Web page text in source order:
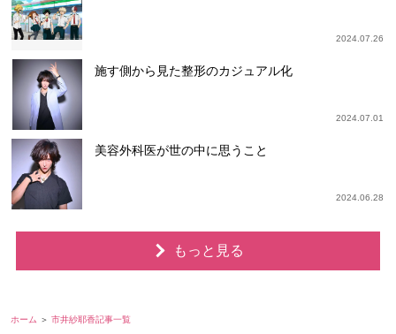
2024.07.26
施す側から見た整形のカジュアル化
2024.07.01
美容外科医が世の中に思うこと
2024.06.28
もっと見る
ホーム 市井紗耶香記事一覧